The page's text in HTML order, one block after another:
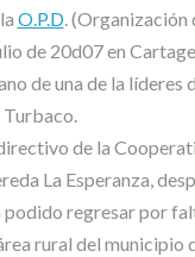
O.P.D. (Organización
de 20d07 en
de una de la
de la
La Esperanza,
regresar por
rural del